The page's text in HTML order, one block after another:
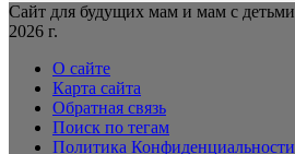
Сайт для будущих мам и мам с
2026 г.
О сайте
Карта сайта
Обратная связь
Поиск по тегам
Политика Конфиденциальности